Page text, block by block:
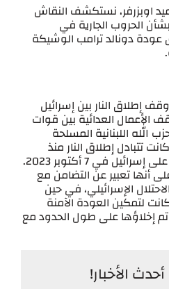
اوبزرفر، نستكشف النقاش
بشأن الحروب الجارية في
دونالد ترامب الوشيكة
وقف إطلاق النار بين إسرائيل
الأعمال العدائية بين قوات
الله اللبنانية المسلحة
تتبادل إطلاق النار منذ
الهجوم الذي قادته حماس على إسرائيل في 7 أكتوبر 2023.
أنها تعبير عن التضامن مع
الإسرائيلي، في حين
لتمكين العودة الآمنة
تم إخلاؤها على طول الحدود مع
الأخبار!